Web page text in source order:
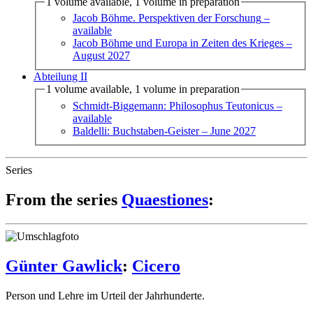
Jacob Böhme. Perspektiven der Forschung –
available
Jacob Böhme und Europa in Zeiten des Krieges –
August 2027
Abteilung II
1 volume available, 1 volume in preparation
Schmidt-Biggemann: Philosophus Teutonicus –
available
Baldelli: Buchstaben-Geister– June 2027
Series
From the series Quaestiones:
Günter Gawlick: Cicero
Person und Lehre im Urteil der Jahrhunderte.